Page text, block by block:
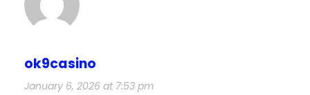
ok9casino
January 6, 2026 at 7:53 pm